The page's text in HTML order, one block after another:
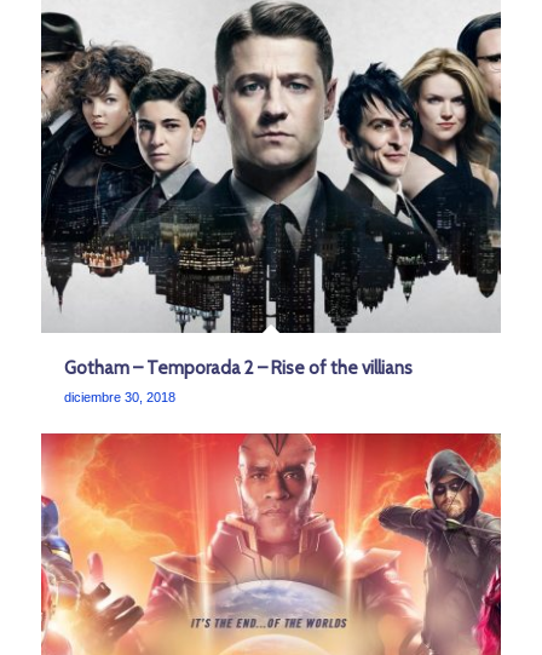
Gotham – Temporada 2 – Rise of the villians
diciembre 30, 2018